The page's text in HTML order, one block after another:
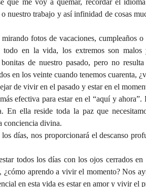
que me voy a quemar, recordar el
nuestro trabajo y así infinidad de cosas
fotos de vacaciones, cumpleaños
todo en la vida, los extremos son
bonitas de nuestro pasado, pero no
en los veinte cuando tenemos cuarenta,
de vivir en el pasado y estar en el
efectiva para estar en el “aquí y
En ella reside toda la paz que
conciencia divina.
días, nos proporcionará el descanso
todos los días con los ojos cerrados
aprendo a vivir el momento? Nos
en esta vida es estar en amor y vivir el